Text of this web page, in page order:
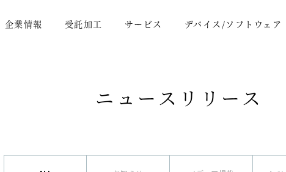
企業情報 受託加工 サービス デバイス/ソフトウェア
ニュースリリース